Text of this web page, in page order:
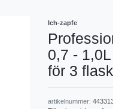
Ich-zapfe
0,7 -
för 3
artikelnummer: